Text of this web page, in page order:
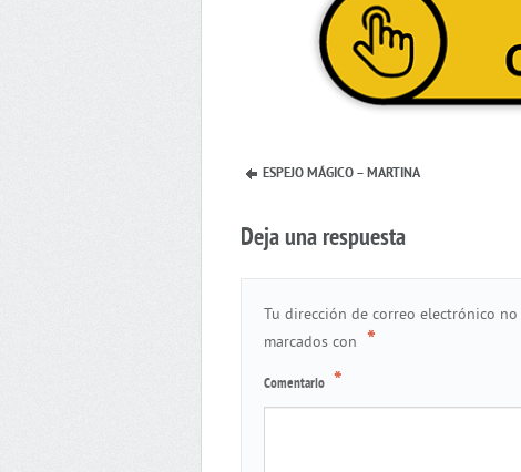
ESPEJO MÁGICO – MARTINA
Deja una respuesta
Tu dirección de correo electrónico
marcados con *
Comentario *